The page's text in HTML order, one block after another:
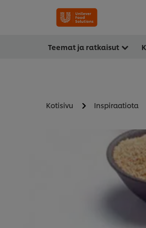
Teemat ja ratkaisut
Kotisivu Inspiraatiota